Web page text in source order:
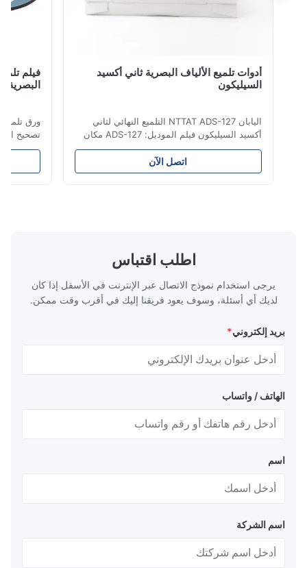
أدوات تلميع الألياف البصرية ثاني أكسيد
السيليكون
اليابان NTTAT ADS-127 التلميع النهائي لثاني
أكسيد السيليكون فيلم الموديل: ADS-127 مكان
المنشأ:اليابان تفصيل سريع ● رش الجسيمات
بالتساوي على السطح المطلي ● كثافة ومرونة
جيدة ، ومناسبة للتلميع على جوانب مختلفة ●
اتصل الآن
فيلم تلميع
البصرية اللف
ورق تلميع
تصحيح الألياف
المنتج
اطلب اقتباس
يرجى استخدام نموذج الاتصال عبر الإنترنت في الأسفل إذا كان
لديك أي أسئلة، وسوف يعود فريقنا إليك في أقرب وقت ممكن.
بريد إلكتروني*
الهاتف / واتساب
اسم الشركة